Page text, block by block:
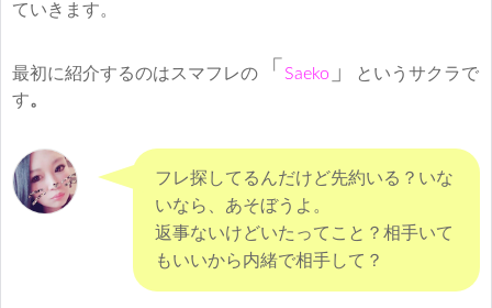
ていきます。
最初に紹介するのはスマフレの 「 Saeko 」
というサクラで
す。
フレ探してるんだけど先約いる？いな
いなら、あそぼうよ。
返事ないけどいたってこと？相手いて
もいいから内緒で相手して？